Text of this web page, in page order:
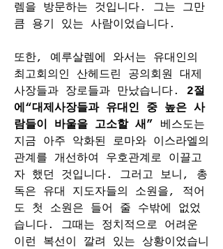
렘을 방문하는 것입니다. 그는 그만
큼 용기 있는 사람이었습니다.
또한, 예루살렘에 와서는 유대인의
최고회의인 산헤드린 공의회원 대제
사장들과 장로들과 만났습니다. 2절
에“대제사장들과 유대인 중 높은 사
람들이 바울을 고소할 새” 베스도는
지금 아주 악화된 로마와 이스라엘의
관계를 개선하여 우호관계로 이끌고
자 했던 것입니다. 그러고 보니, 총
독은 유대 지도자들의 소원을, 적어
도 첫 소원은 들어 줄 수밖에 없었
습니다. 그때는 정치적으로 어려운
이런 복선이 깔려 있는 상황이었습니